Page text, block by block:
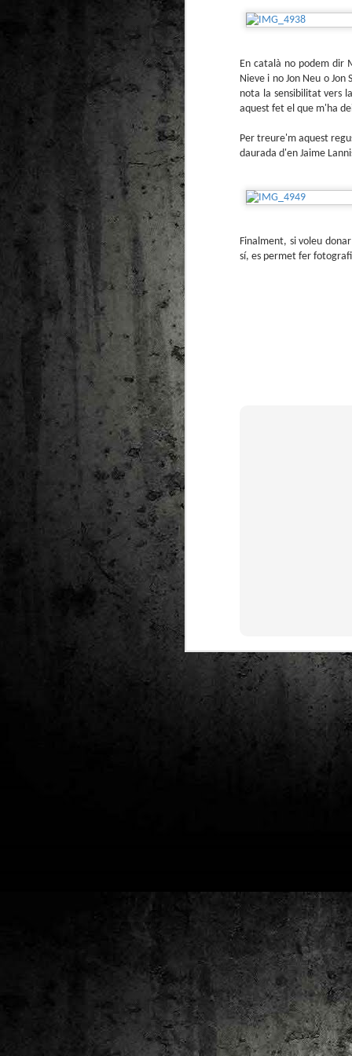
En català no podem dir
Nieve i no Jon Neu o
nota la sensibilitat vers
aquest fet el que m'ha
Per treure'm aquest
daurada d'en Jaime
Finalment, si voleu
sí, es permet fer